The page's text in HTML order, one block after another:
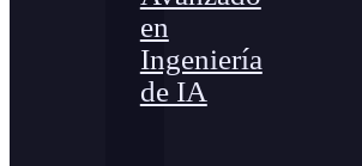
en
Ingeniería
de IA